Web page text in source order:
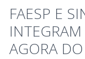
FAESP E
AGORA